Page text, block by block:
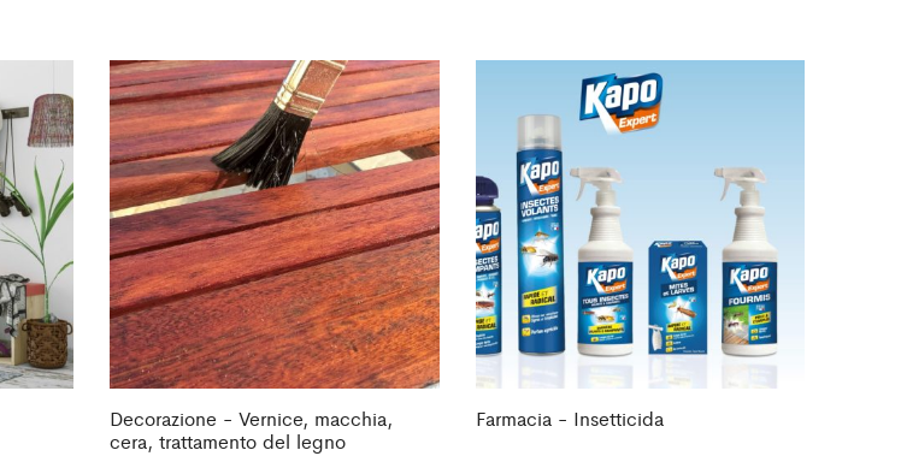
Decorazione - Vernice, macchia,
cera, trattamento del legno
Farmacia - Insetticida